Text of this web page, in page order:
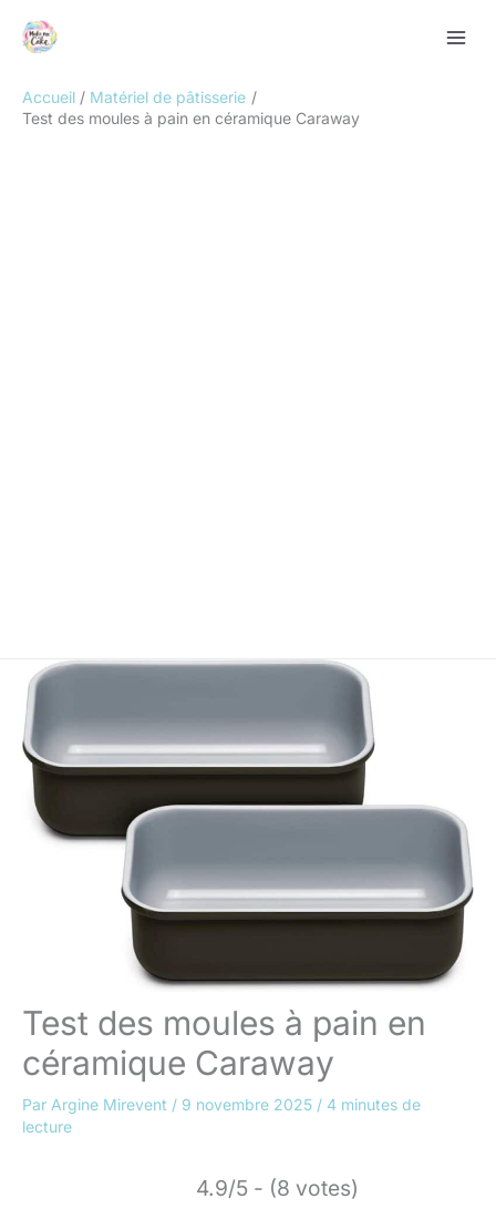
Accueil
Matériel de pâtisserie
Test des moules à pain en céramique Caraway
Test des moules à pain en
céramique Caraway
Par Argine Mirevent / 9 novembre 2025 / 4 minutes de
lecture
4.9/5 - (8 votes)